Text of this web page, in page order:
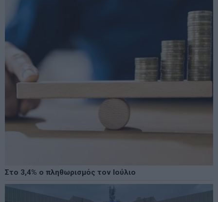
Στο 3,4% ο πληθωρισμός τον Ιούλιο